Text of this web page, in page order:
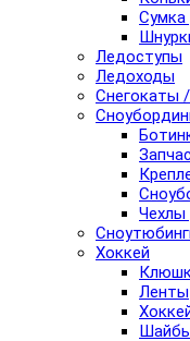
Сумка
Ледоступы
Ледоходы
Снегокаты
Чехлы
Хоккей
Ленты